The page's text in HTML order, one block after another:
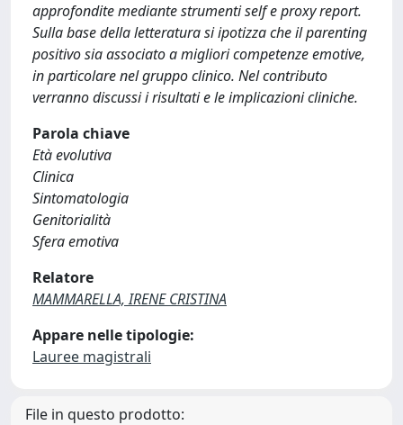
approfondite mediante strumenti self e proxy report.
Sulla base della letteratura si ipotizza che il parenting
positivo sia associato a migliori competenze emotive,
in particolare nel gruppo clinico. Nel contributo
verranno discussi i risultati e le implicazioni cliniche.
Parola chiave
Età evolutiva
Clinica
Sintomatologia
Genitorialità
Sfera emotiva
Relatore
MAMMARELLA, IRENE CRISTINA
Appare nelle tipologie:
Lauree magistrali
File in questo prodotto: